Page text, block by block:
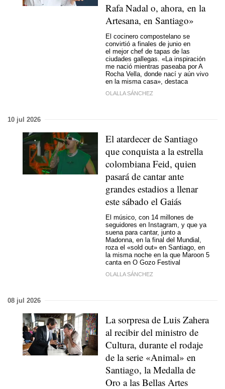
Rafa Nadal o, ahora, en la
Artesana, en Santiago»
El cocinero compostelano se
convirtió a finales de junio en
el mejor chef de tapas de las
ciudades gallegas. «La inspiración
me nació mientras paseaba por A
Rocha Vella, donde nací y aún vivo
en la misma casa», destaca
OLALLA SÁNCHEZ
10 jul 2026
El atardecer de Santiago
que conquista a la estrella
colombiana Feid, quien
pasará de cantar ante
grandes estadios a llenar
este sábado el Gaiás
El músico, con 14 millones de
seguidores en Instagram, y que ya
suena para cantar, junto a
Madonna, en la final del Mundial,
roza el «sold out» en Santiago, en
la misma noche en la que Maroon 5
canta en O Gozo Festival
OLALLA SÁNCHEZ
08 jul 2026
La sorpresa de Luis Zahera
al recibir del ministro de
Cultura, durante el rodaje
de la serie «Animal» en
Santiago, la Medalla de
Oro a las Bellas Artes